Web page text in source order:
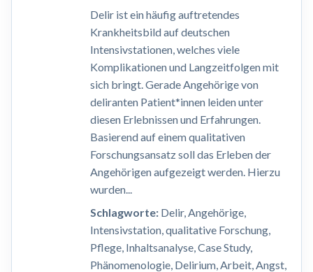
Delir ist ein häufig auftretendes
Krankheitsbild auf deutschen
Intensivstationen, welches viele
Komplikationen und Langzeitfolgen mit
sich bringt. Gerade Angehörige von
deliranten Patient*innen leiden unter
diesen Erlebnissen und Erfahrungen.
Basierend auf einem qualitativen
Forschungsansatz soll das Erleben der
Angehörigen aufgezeigt werden. Hierzu
wurden...
Schlagworte:Delir, Angehörige,
Intensivstation, qualitative Forschung,
Pflege, Inhaltsanalyse, Case Study,
Phänomenologie, Delirium, Arbeit, Angst,